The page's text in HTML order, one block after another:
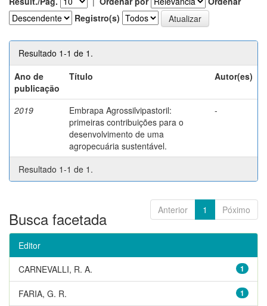
Registro(s)
Resultado 1-1 de 1.
Ano de
publicação
Título Autor(es)
2019
Embrapa Agrossilvipastoril:
primeiras contribuições para o
desenvolvimento de uma
agropecuária sustentável.
-
Resultado 1-1 de 1.
Anterior 1 Póximo
Busca facetada
Editor
1
CARNEVALLI, R. A.
1
FARIA, G. R.